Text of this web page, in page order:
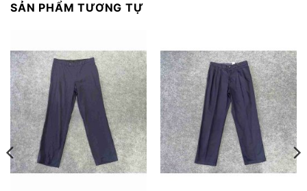
SẢN PHẨM TƯƠNG TỰ